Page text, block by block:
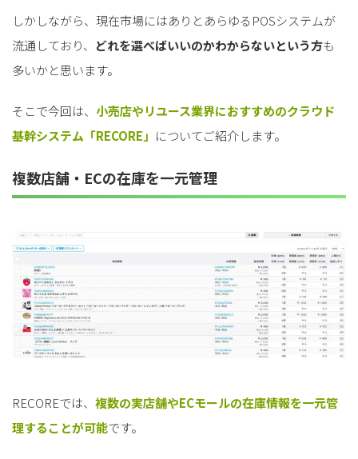
しかしながら、現在市場にはありとあらゆるPOSシステムが
流通しており、 どれを選べばいいのかわからないという方も
多いかと思います。
そこで今回は、 小売店やリユース業界におすすめのクラウド
基幹システム「RECORE」 についてご紹介します。
複数店舗・ECの在庫を一元管理
RECOREでは、 複数の実店舗やECモールの在庫情報を一元管
理することが可能です。